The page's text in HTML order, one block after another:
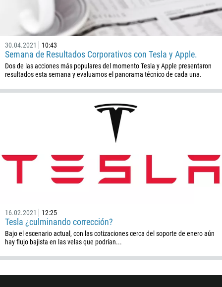
30.04.2021 10:43
Semana de Resultados Corporativos con Tesla y Apple.
Dos de las acciones más populares del momento Tesla y Apple presentaron
resultados esta semana y evaluamos el panorama técnico de cada una.
16.02.2021 12:25
Tesla ¿culminando corrección?
Bajo el escenario actual, con las cotizaciones cerca del soporte de enero aún
hay flujo bajista en las velas que podrían...
855
237
1
238
1345
236
61
57
242
243
682
506